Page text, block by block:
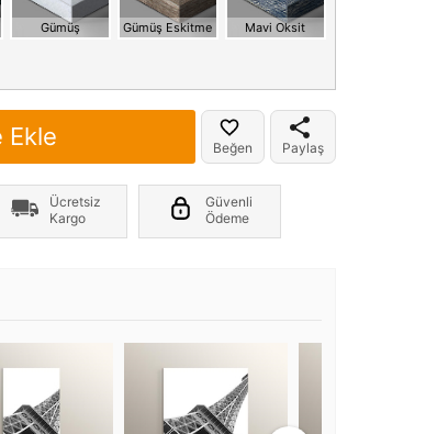
Gümüş Gümüş Eskitme Mavi Oksit
yüksekliği 1cm olmaktadır
Ekle Beğen Paylaş
Ücretsiz
Kargo
Güvenli
Ödeme